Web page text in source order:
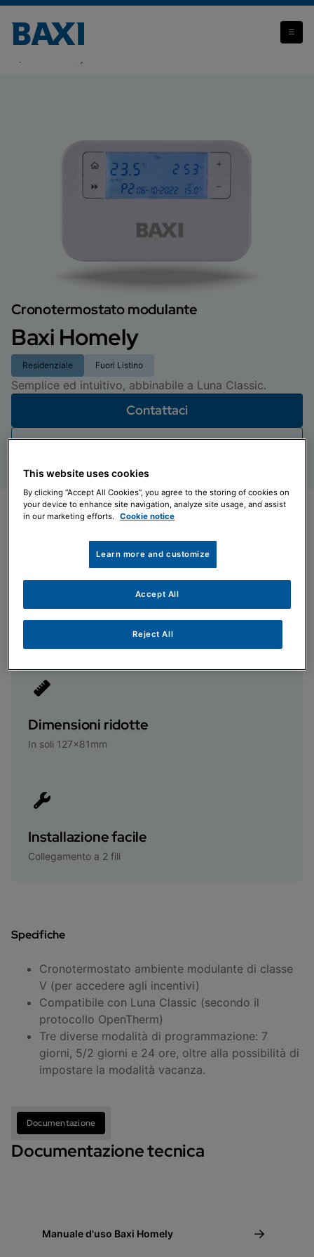
disponibile.
Cronotermostato modulante
Baxi Homely
Residenziale Fuori Listino
Semplice ed intuitivo, abbinabile a Luna Classic.
Contattaci
Documentazione
Comandi semplici e intuitivi
Programmazione settimanale dal dispositivo
Dimensioni ridotte
In soli 127x81mm
Installazione facile
Collegamento a 2 fili
Specifiche
Cronotermostato ambiente modulante di classe
V (per accedere agli incentivi)
Compatibile con Luna Classic (secondo il
protocollo OpenTherm)
Tre diverse modalità di programmazione: 7
giorni, 5/2 giorni e 24 ore, oltre alla possibilità di
impostare la modalità vacanza.
Documentazione
Documentazione tecnica
Manuale d'uso Baxi Homely
This website uses cookies
By clicking “Accept All Cookies”, you agree to the storing of cookies on
your device to enhance site navigation, analyze site usage, and assist
in our marketing efforts. Cookie notice
Learn more and customize
Reject All
Accept All